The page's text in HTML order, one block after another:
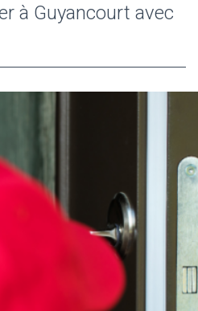
à Guyancourt avec